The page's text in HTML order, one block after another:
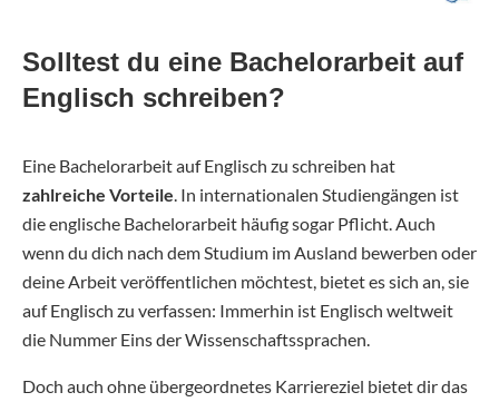
Solltest du eine Bachelorarbeit auf
Englisch schreiben?
Eine Bachelorarbeit auf Englisch zu schreiben hat
zahlreiche Vorteile. In internationalen Studiengängen ist
die englische Bachelorarbeit häufig sogar Pflicht. Auch
wenn du dich nach dem Studium im Ausland bewerben oder
deine Arbeit veröffentlichen möchtest, bietet es sich an, sie
auf Englisch zu verfassen: Immerhin ist Englisch weltweit
die Nummer Eins der Wissenschaftssprachen.
Doch auch ohne übergeordnetes Karriereziel bietet dir das